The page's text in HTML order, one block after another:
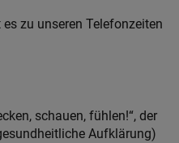
zu unseren Telefonzeiten
schauen, fühlen!“, der
Aufklärung)